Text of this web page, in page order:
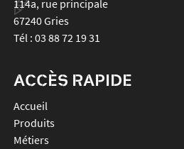
114a, rue principale
67240Gries
Tél : 03 88 72 19 31
ACCÈS RAPIDE
Accueil
Produits
Métiers